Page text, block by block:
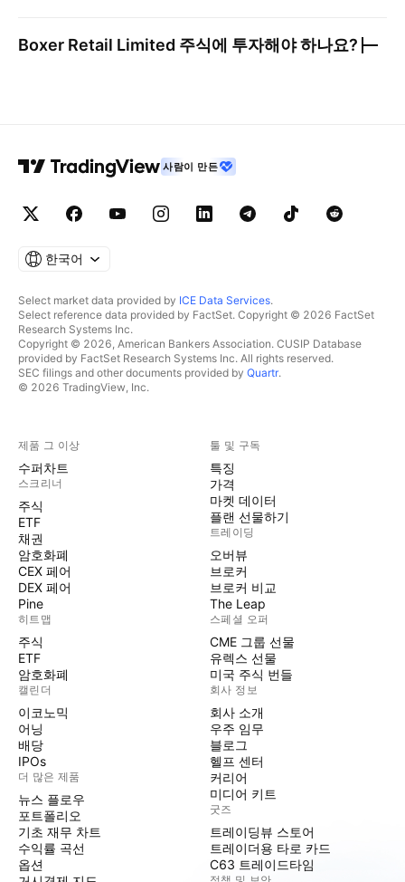
Boxer Retail Limited 주식에 투자해야 하나요?
사람이 만든
한국어
Select market data provided by ICE Data Services.
Select reference data provided by FactSet. Copyright © 2026 FactSet
Research Systems Inc.
Copyright © 2026, American Bankers Association. CUSIP Database
provided by FactSet Research Systems Inc. All rights reserved.
SEC filings and other documents provided by Quartr.
© 2026 TradingView, Inc.
제품 그 이상
수퍼차트
스크리너
주식
ETF
채권
암호화폐
CEX 페어
DEX 페어
Pine
히트맵
주식
ETF
암호화폐
캘린더
이코노믹
어닝
배당
IPOs
더 많은 제품
뉴스 플로우
포트폴리오
기초 재무 차트
수익률 곡선
옵션
툴 및 구독
특징
가격
마켓 데이터
플랜 선물하기
트레이딩
오버뷰
브로커
브로커 비교
The Leap
스페셜 오퍼
CME 그룹 선물
유렉스 선물
미국 주식 번들
회사 정보
회사 소개
우주 임무
블로그
헬프 센터
커리어
미디어 키트
굿즈
트레이딩뷰 스토어
트레이더용 타로 카드
C63 트레이드타임